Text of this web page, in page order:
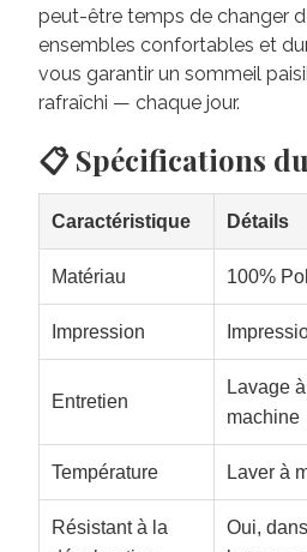
peut-être temps de changer
ensembles confortables et
vous garantir un sommeil
rafraîchi — chaque jour.
📋 Spécifications
Caractéristique Détails
Matériau 100%
Impression
Entretien
Lavage
machine
Température Laver à
Résistant à la
Oui,